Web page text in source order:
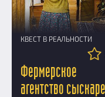
КВЕСТ В РЕАЛЬНОСТИ
Фермерское
агентство